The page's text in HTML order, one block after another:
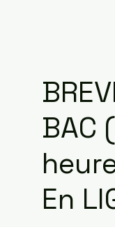
BAC
En